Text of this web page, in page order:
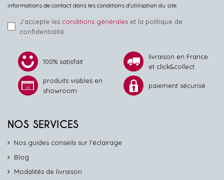
informations de contact dans les conditions d'utilisation du site.
J'accepte les conditions générales et la politique de
confidentialité.
100% satisfait
livraison en France
et click&collect
produits visibles en
showroom
paiement sécurisé
NOS SERVICES
Nos guides conseils sur l'éclairage
Blog
Modalités de livraison